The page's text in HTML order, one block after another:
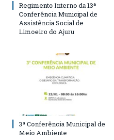
Regimento Interno da 13ª
Conferência Municipal de
Assistência Social de
Limoeiro do Ajuru
3ª Conferência Municipal de
Meio Ambiente